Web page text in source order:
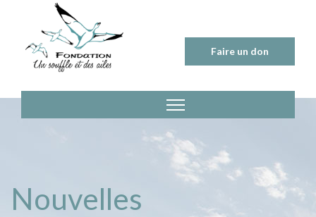
content
Faire un don
Nouvelles